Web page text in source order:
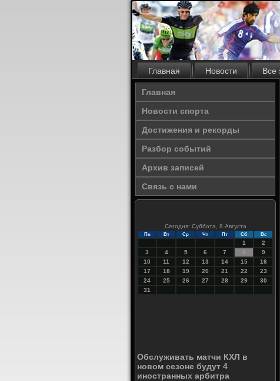
Главная Новости Все
Главная
Новости спорта
Достижения и рекорды
Разбор событий
Архив записей
Связь с нами
Сегодня: Суббота, 8 Августа
Пн Вт Ср Чт Пт Сб Вс
1
2
3
4 5 6 7 8
9
10
11 12 13 14 15
16
17
18 19 20 21 22
23
24
25 26 27 28 29
30
31
Обслуживать матчи КХЛ в
новом сезоне будут 4
иностранных арбитра